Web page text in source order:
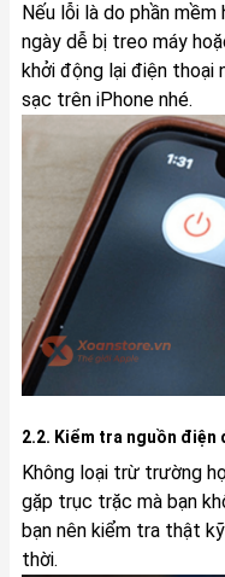
Nếu lỗi là do phần
ngày dễ bị treo máy
khởi động lại điện thoại
sạc trên iPhone nhé.
2.2. Kiểm tra nguồn điện
Không loại trừ trường
gặp trục trặc mà bạn
bạn nên kiểm tra thật
thời.